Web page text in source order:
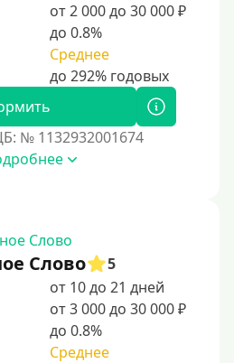
(Contact)
быстрых платежей (СБП)
от 2 000 до 30 000 ₽
до 0.8%
Среднее
№ 1132932001674
Слово
5
от 10 до 21 дней
от 3 000 до 30 000 ₽
до 0.8%
Среднее